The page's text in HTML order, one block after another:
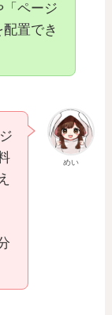
「ページ
置でき
めい